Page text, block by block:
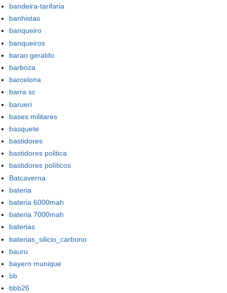
bandeira-tarifaria
banhistas
banqueiro
banqueiros
barao geraldo
barboza
barcelona
barra sc
barueri
bases militares
basquete
bastidores
bastidores politica
bastidores políticos
Batcaverna
bateria
bateria 6000mah
bateria 7000mah
baterias
baterias_silicio_carbono
bauru
bayern munique
bb
bbb26